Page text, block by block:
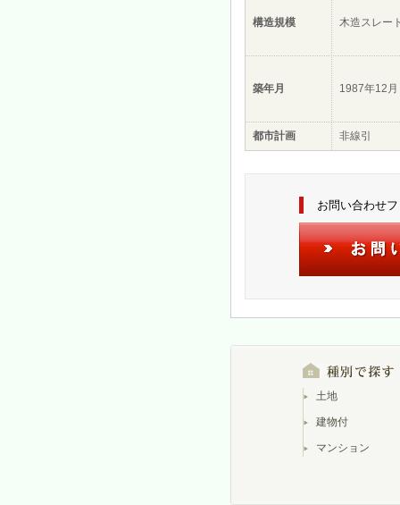
構造規模 木造スレー
築年月 1987年12月
都市計画 非線引
お問い合わせ
土地
建物付
マンション